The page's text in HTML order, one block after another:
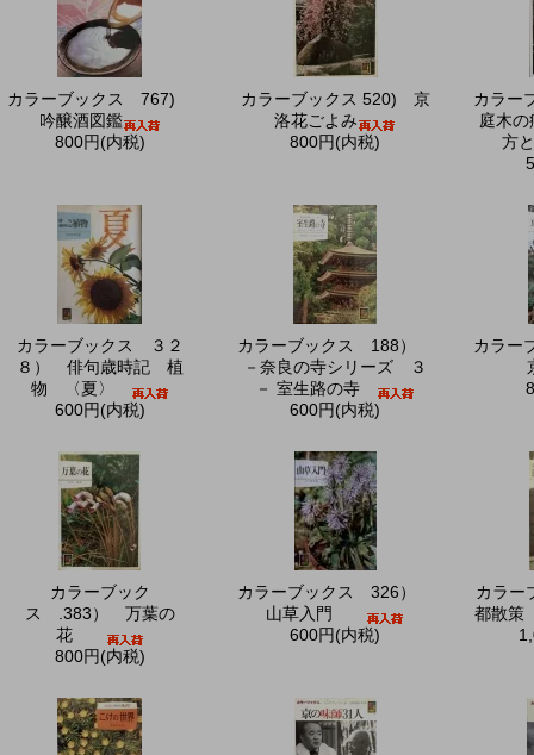
カラーブックス 767)
吟醸酒図鑑
800円(内税)
カラーブックス 520) 京
洛花ごよみ
800円(内税)
カラ
庭木
方
カラーブックス ３２
８） 俳句歳時記 植
物 〈夏〉
600円(内税)
カラーブックス 188）
－奈良の寺シリーズ ３
－ 室生路の寺
600円(内税)
カラ
カラーブック
ス .383） 万葉の
花
800円(内税)
カラーブックス 326）
山草入門
600円(内税)
カラ
都散